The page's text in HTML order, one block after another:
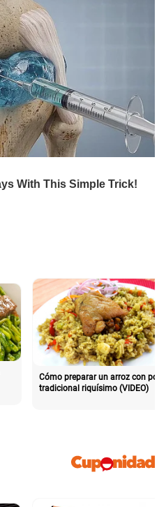
Cómo preparar un arroz con pollo
tradicional riquísimo (VIDEO)